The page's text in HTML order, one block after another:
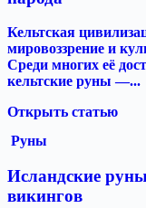
Кельтская
мировоззрение и
Среди многих её
кельтские руны —...
Открыть статью
Руны
Исландские
викингов